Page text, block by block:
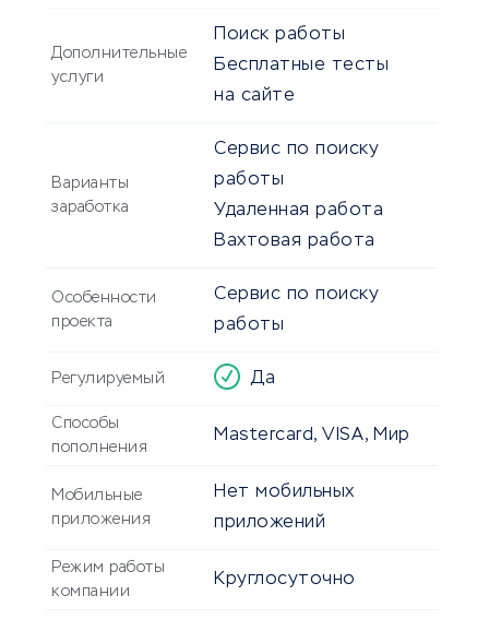
Дополнительные
услуги
Поиск работы
Бесплатные тесты
на сайте
Варианты
заработка
Сервис по поиску
работы
Удаленная работа
Вахтовая работа
Особенности
проекта
Сервис по поиску
работы
Регулируемый Да
Способы
пополнения
Mastercard, VISA, Мир
Мобильные
приложения
Нет мобильных
приложений
Режим работы
компании
Круглосуточно